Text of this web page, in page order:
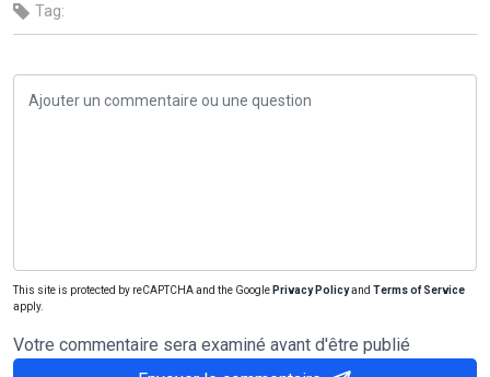
Tag:
This site is protected by reCAPTCHA and the Google Privacy Policyand Terms of Service
apply.
Votre commentaire sera examiné avant d'être publié